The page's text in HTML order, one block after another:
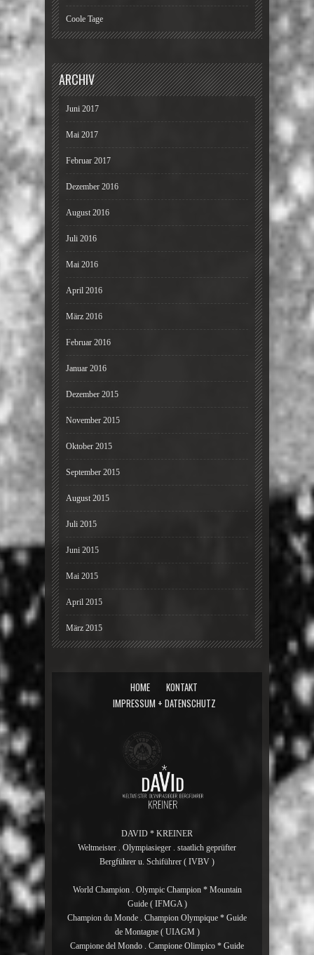
Coole Tage
ARCHIV
Juni 2017
Mai 2017
Februar 2017
Dezember 2016
August 2016
Juli 2016
Mai 2016
April 2016
März 2016
Februar 2016
Januar 2016
Dezember 2015
November 2015
Oktober 2015
September 2015
August 2015
Juli 2015
Juni 2015
Mai 2015
April 2015
März 2015
HOME
KONTAKT
IMPRESSUM + DATENSCHUTZ
DAVID * KREINER
Weltmeister . Olympiasieger . staatlich geprüfter
Bergführer u. Schiführer ( IVBV )
World Champion . Olympic Champion * Mountain
Guide ( IFMGA )
Champion du Monde . Champion Olympique * Guide
de Montagne ( UIAGM )
Campione del Mondo . Campione Olimpico * Guide